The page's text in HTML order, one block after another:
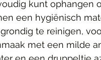
kunt ophangen
een hygiënisch
te reinigen,
met een milde